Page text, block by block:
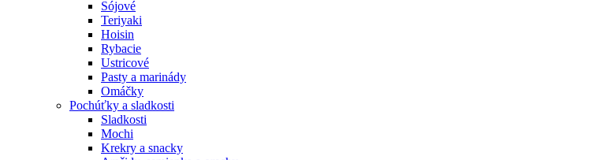
Sójové
Teriyaki
Hoisin
Rybacie
Ustricové
Pasty a marinády
Omáčky
Pochúťky a sladkosti
Sladkosti
Mochi
Krekry a snacky